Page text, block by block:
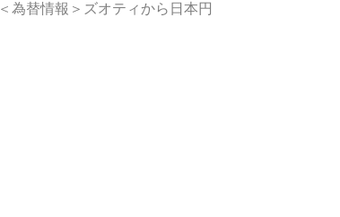
＜為替情報＞ズオティから日本円